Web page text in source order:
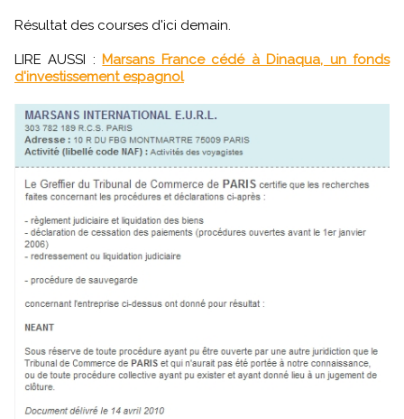
Résultat des courses d'ici demain.
LIRE AUSSI : Marsans France cédé à Dinaqua, un fonds
d'investissement espagnol